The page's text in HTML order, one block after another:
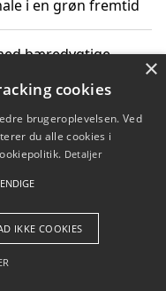
i en grøn fremtid
bæredygtige
med familien i
Aps
×
cookies
brugeroplevelsen. Ved
du alle cookies i
Detaljer
IKKE COOKIES